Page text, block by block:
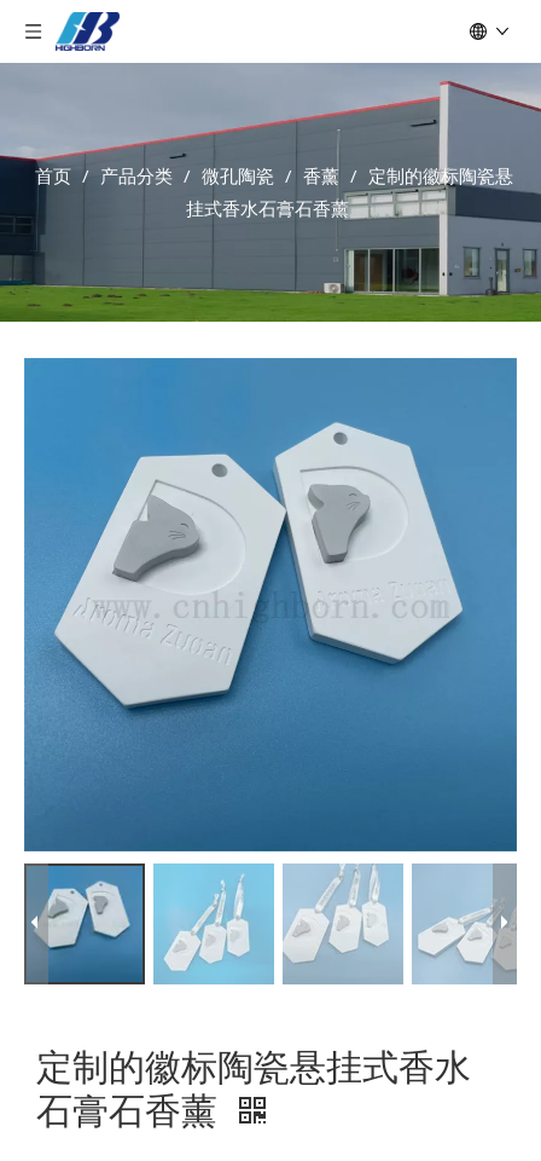
首页 / 产品分类 / 微孔陶瓷 / 香薰 / 定制的徽标陶瓷悬
挂式香水石膏石香薰
定制的徽标陶瓷悬挂式香水
石膏石香薰